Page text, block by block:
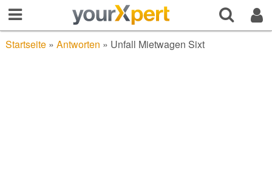
Startseite» Antworten » Unfall Mietwagen Sixt